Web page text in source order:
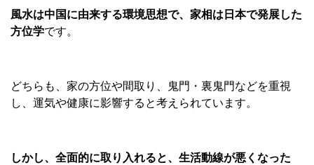
風水は中国に由来する環境思想で、家相は日本で発展した
方位学です。
どちらも、家の方位や間取り、鬼門・裏鬼門などを重視
し、運気や健康に影響すると考えられています。
しかし、全面的に取り入れると、生活動線が悪くなった